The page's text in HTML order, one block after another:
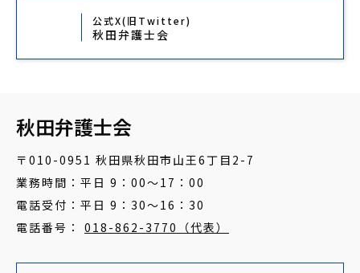
公式X(旧Twitter)
秋田弁護士会
秋田弁護士会
〒010-0951 秋田県秋田市山王6丁目2-7
業務時間：平日 9：00～17：00
電話受付：平日 9：30～16：30
電話番号： 018-862-3770（代表）